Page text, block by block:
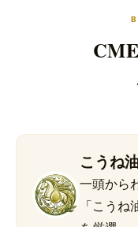
こうね
一頭から
「こう